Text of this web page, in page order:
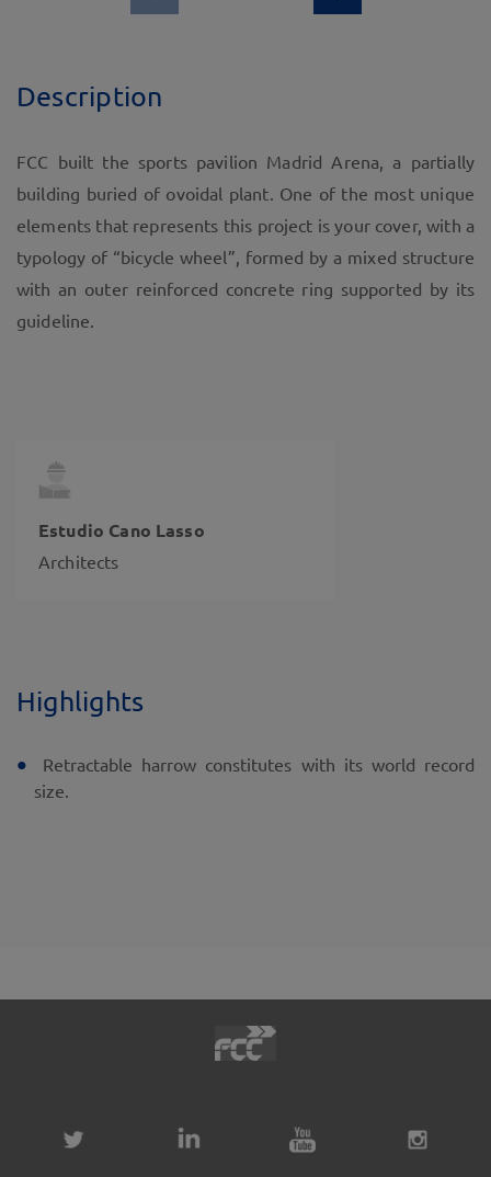
Description
FCC built the sports pavilion Madrid Arena, a partially
building buried of ovoidal plant. One of the most unique
elements that represents this project is your cover, with a
typology of “bicycle wheel”, formed by a mixed structure
with an outer reinforced concrete ring supported by its
guideline.
Estudio Cano Lasso
Architects
Highlights
Retractable harrow constitutes with its world record
size.